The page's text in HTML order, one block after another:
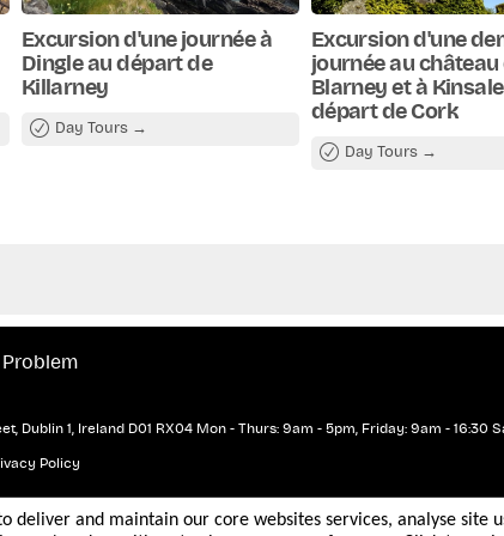
spectaculaires falaises de Moher, qui
l'océan Atlantique. Vous disposerez
côtiers, admirer les panoramas
primé Atlantic Edge, dont l'entrée est
votre route sur la célèbre Wild
du monde. Traversez le
Excursion d'une journée à
Dingle au départ de
Killarney
Day Tours
Excursion d'une
journée au château
Blarney et à
départ de Cork
Day Tours
Dublin 1, Ireland D01 RX04Mon - Thurs: 9am - 5pm, Friday: 9am - 16:30
Policy
and maintain our core websites services, analyse site